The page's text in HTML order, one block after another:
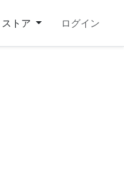
ストア ログイン